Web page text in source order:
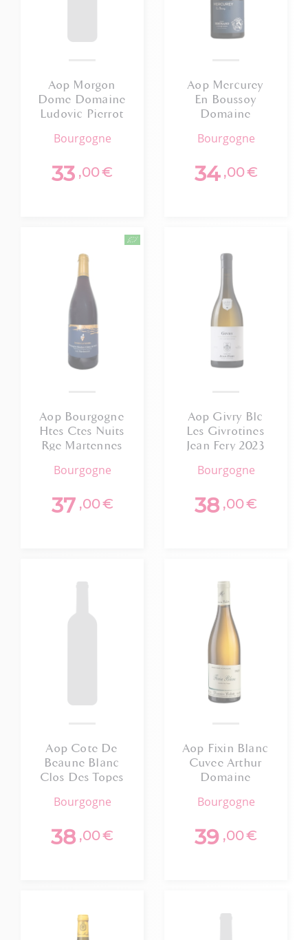
Aop Morgon
Dome Domaine
Ludovic Pierrot
bourgogne
33 ,00€
Aop Mercurey
En Boussoy
Domaine
bourgogne
34 ,00€
Aop Bourgogne
Htes Ctes Nuits
Rge Martennes
Bio
bourgogne
37 ,00€
Aop Givry Blc
Les Givrotines
Jean Fery 2023
bourgogne
38 ,00€
Aop Cote De
Beaune Blanc
Clos Des Topes
Chantal Lescure
bourgogne
38 ,00€
Aop Fixin Blanc
Cuvee Arthur
Domaine
75cl
bourgogne
39 ,00€